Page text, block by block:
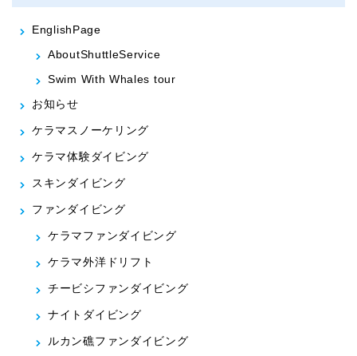
EnglishPage
AboutShuttleService
Swim With Whales tour
お知らせ
ケラマスノーケリング
ケラマ体験ダイビング
スキンダイビング
ファンダイビング
ケラマファンダイビング
ケラマ外洋ドリフト
チービシファンダイビング
ナイトダイビング
ルカン礁ファンダイビング